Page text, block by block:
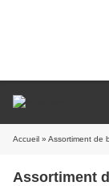
Accueil » Assortiment de
Assortiment